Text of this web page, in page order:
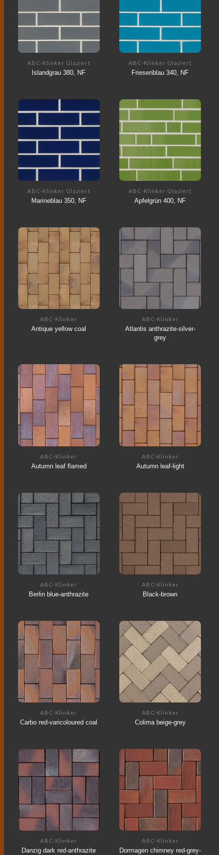
ABC-Klinker Glaziert
Islandgrau 380, NF
ABC-Klinker Glaziert
Friesenblau 340, NF
ABC-Klinker Glaziert
Marineblau 350, NF
ABC-Klinker Glaziert
Apfelgrün 400, NF
ABC-Klinker
Antique yellow coal
ABC-Klinker
Atlantis anthrazite-silver-
grey
ABC-Klinker
Autumn leaf flamed
ABC-Klinker
Autumn leaf-light
ABC-Klinker
Berlin blue-anthrazite
ABC-Klinker
Black-brown
ABC-Klinker
Carbo red-varicoloured coal
ABC-Klinker
Colima beige-grey
ABC-Klinker
Danzig dark red-anthrazite
ABC-Klinker
Dormagen chimney red-grey-